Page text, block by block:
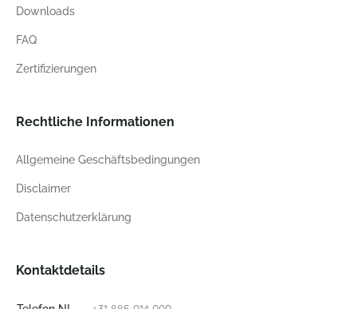
Downloads
FAQ
Zertifizierungen
Rechtliche Informationen
Allgemeine Geschäftsbedingungen
Disclaimer
Datenschutzerklärung
Kontaktdetails